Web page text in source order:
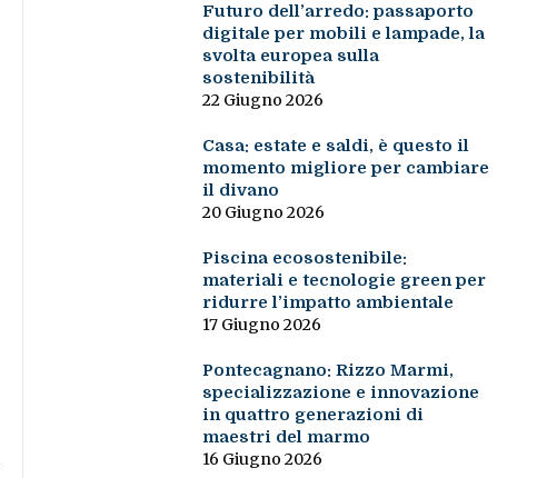
Futuro dell’arredo: passaporto
digitale per mobili e lampade, la
svolta europea sulla
sostenibilità
22 Giugno 2026
Casa: estate e saldi, è questo il
momento migliore per cambiare
il divano
20 Giugno 2026
Piscina ecosostenibile:
materiali e tecnologie green per
ridurre l’impatto ambientale
17 Giugno 2026
Pontecagnano: Rizzo Marmi,
specializzazione e innovazione
in quattro generazioni di
maestri del marmo
16 Giugno 2026